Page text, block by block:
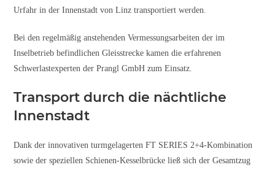
Urfahr in der Innenstadt von Linz transportiert werden.
Bei den regelmäßig anstehenden Vermessungsarbeiten der im
Inselbetrieb befindlichen Gleisstrecke kamen die erfahrenen
Schwerlastexperten der Prangl GmbH zum Einsatz.
Transport durch die nächtliche
Innenstadt
Dank der innovativen turmgelagerten FT SERIES 2+4-Kombination
sowie der speziellen Schienen-Kesselbrücke ließ sich der Gesamtzug